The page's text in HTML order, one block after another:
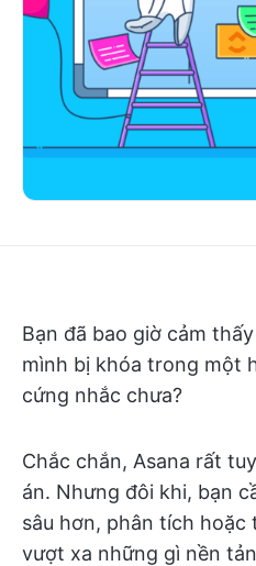
Bạn đã bao giờ cảm
mình bị khóa trong một
cứng nhắc chưa?
Chắc chắn, Asana rất
án. Nhưng đôi khi, bạn
sâu hơn, phân tích hoặc
vượt xa những gì nền